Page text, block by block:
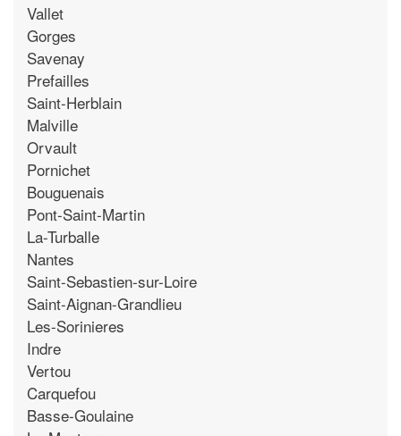
Vallet
Gorges
Savenay
Prefailles
Saint-Herblain
Malville
Orvault
Pornichet
Bouguenais
Pont-Saint-Martin
La-Turballe
Nantes
Saint-Sebastien-sur-Loire
Saint-Aignan-Grandlieu
Les-Sorinieres
Indre
Vertou
Carquefou
Basse-Goulaine